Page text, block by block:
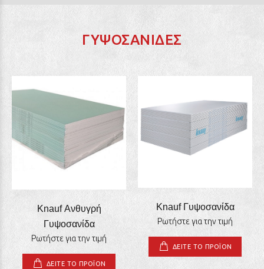
ΓΥΨΟΣΑΝΙΔΕΣ
Knauf Ανθυγρή
Γυψοσανίδα
Ρωτήστε για την τιμή
ΔΕΙΤΕ ΤΟ ΠΡΟΪΟΝ
Knauf Γυψοσανίδα
Ρωτήστε για την τιμή
ΔΕΙΤΕ ΤΟ ΠΡΟΪΟΝ